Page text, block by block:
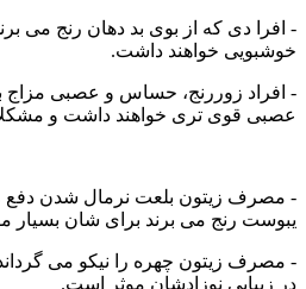
- افرا دی که از بوی بد دهان رنج می
خوشبویی خواهند داشت.
- افراد زوررنج، حساس و عصبی مزاج
عصبی قوی تری خواهند داشت و
- مصرف زیتون بلعت نرمال شدن دفع
یبوست رنج می برند برای شان بسیار
- مصرف زیتون چهره را نیکو می
در زیبایی نوزادشان موثر است.